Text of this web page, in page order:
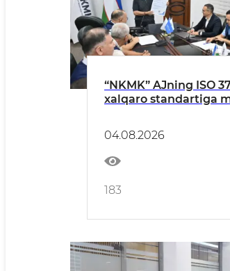
“NKMK” AJning ISO
xalqaro standartiga
04.08.2026
183